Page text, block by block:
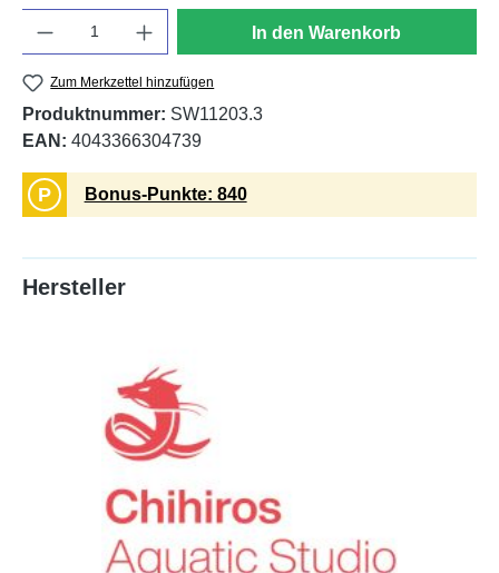
In den Warenkorb
Zum Merkzettel hinzufügen
Produktnummer: SW11203.3
EAN: 4043366304739
P Bonus-Punkte: 840
Hersteller